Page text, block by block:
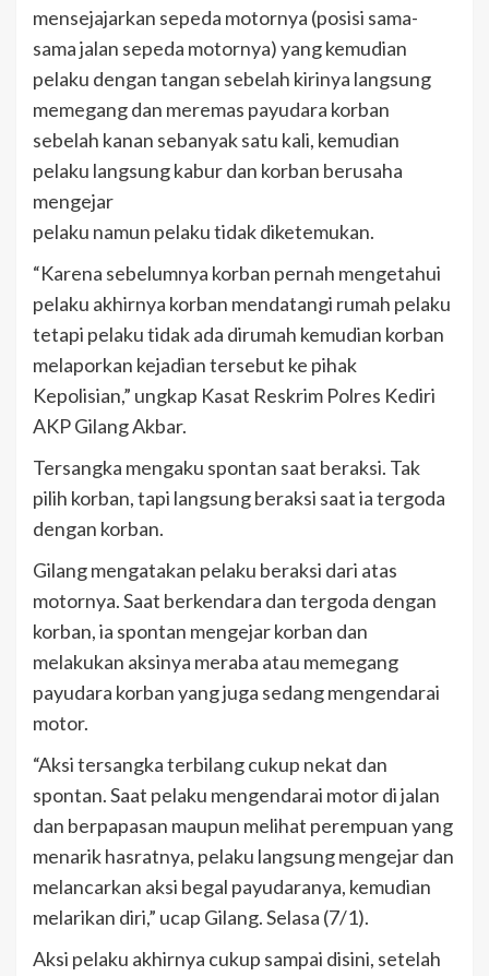
mensejajarkan sepeda motornya (posisi sama-
sama jalan sepeda motornya) yang kemudian
pelaku dengan tangan sebelah kirinya langsung
memegang dan meremas payudara korban
sebelah kanan sebanyak satu kali, kemudian
pelaku langsung kabur dan korban berusaha
mengejar
pelaku namun pelaku tidak diketemukan.
“Karena sebelumnya korban pernah mengetahui
pelaku akhirnya korban mendatangi rumah pelaku
tetapi pelaku tidak ada dirumah kemudian korban
melaporkan kejadian tersebut ke pihak
Kepolisian,” ungkap Kasat Reskrim Polres Kediri
AKP Gilang Akbar.
Tersangka mengaku spontan saat beraksi. Tak
pilih korban, tapi langsung beraksi saat ia tergoda
dengan korban.
Gilang mengatakan pelaku beraksi dari atas
motornya. Saat berkendara dan tergoda dengan
korban, ia spontan mengejar korban dan
melakukan aksinya meraba atau memegang
payudara korban yang juga sedang mengendarai
motor.
“Aksi tersangka terbilang cukup nekat dan
spontan. Saat pelaku mengendarai motor di jalan
dan berpapasan maupun melihat perempuan yang
menarik hasratnya, pelaku langsung mengejar dan
melancarkan aksi begal payudaranya, kemudian
melarikan diri,” ucap Gilang. Selasa (7/1).
Aksi pelaku akhirnya cukup sampai disini, setelah